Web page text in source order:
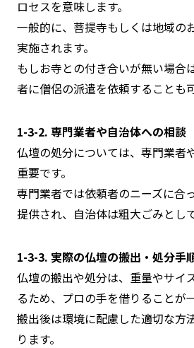
ロセスを意味します。
一般的に、菩提寺もしくは地域の
実施されます。
もしお寺との付き合いが無い場合
者に僧侶の派遣を依頼することも
1-3-2. 専門業者や自治体への相談
仏壇の処分については、専門業者
重要です。
専門業者では依頼者のニーズに合
提供され、自治体は粗大ごみとし
1-3-3. 実際の仏壇の搬出・処分手
仏壇の搬出や処分は、重量やサイ
るため、プロの手を借りることが
搬出後は環境に配慮した適切な方
ります。